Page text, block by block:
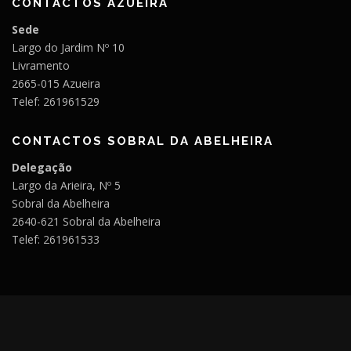
Sede
Largo do Jardim Nº 10
Livramento
2665-015 Azueira
Telef: 261961529
CONTACTOS SOBRAL DA ABELHEIRA
Delegação
Largo da Arieira, Nº 5
Sobral da Abelheira
2640-621 Sobral da Abelheira
Telef: 261961533